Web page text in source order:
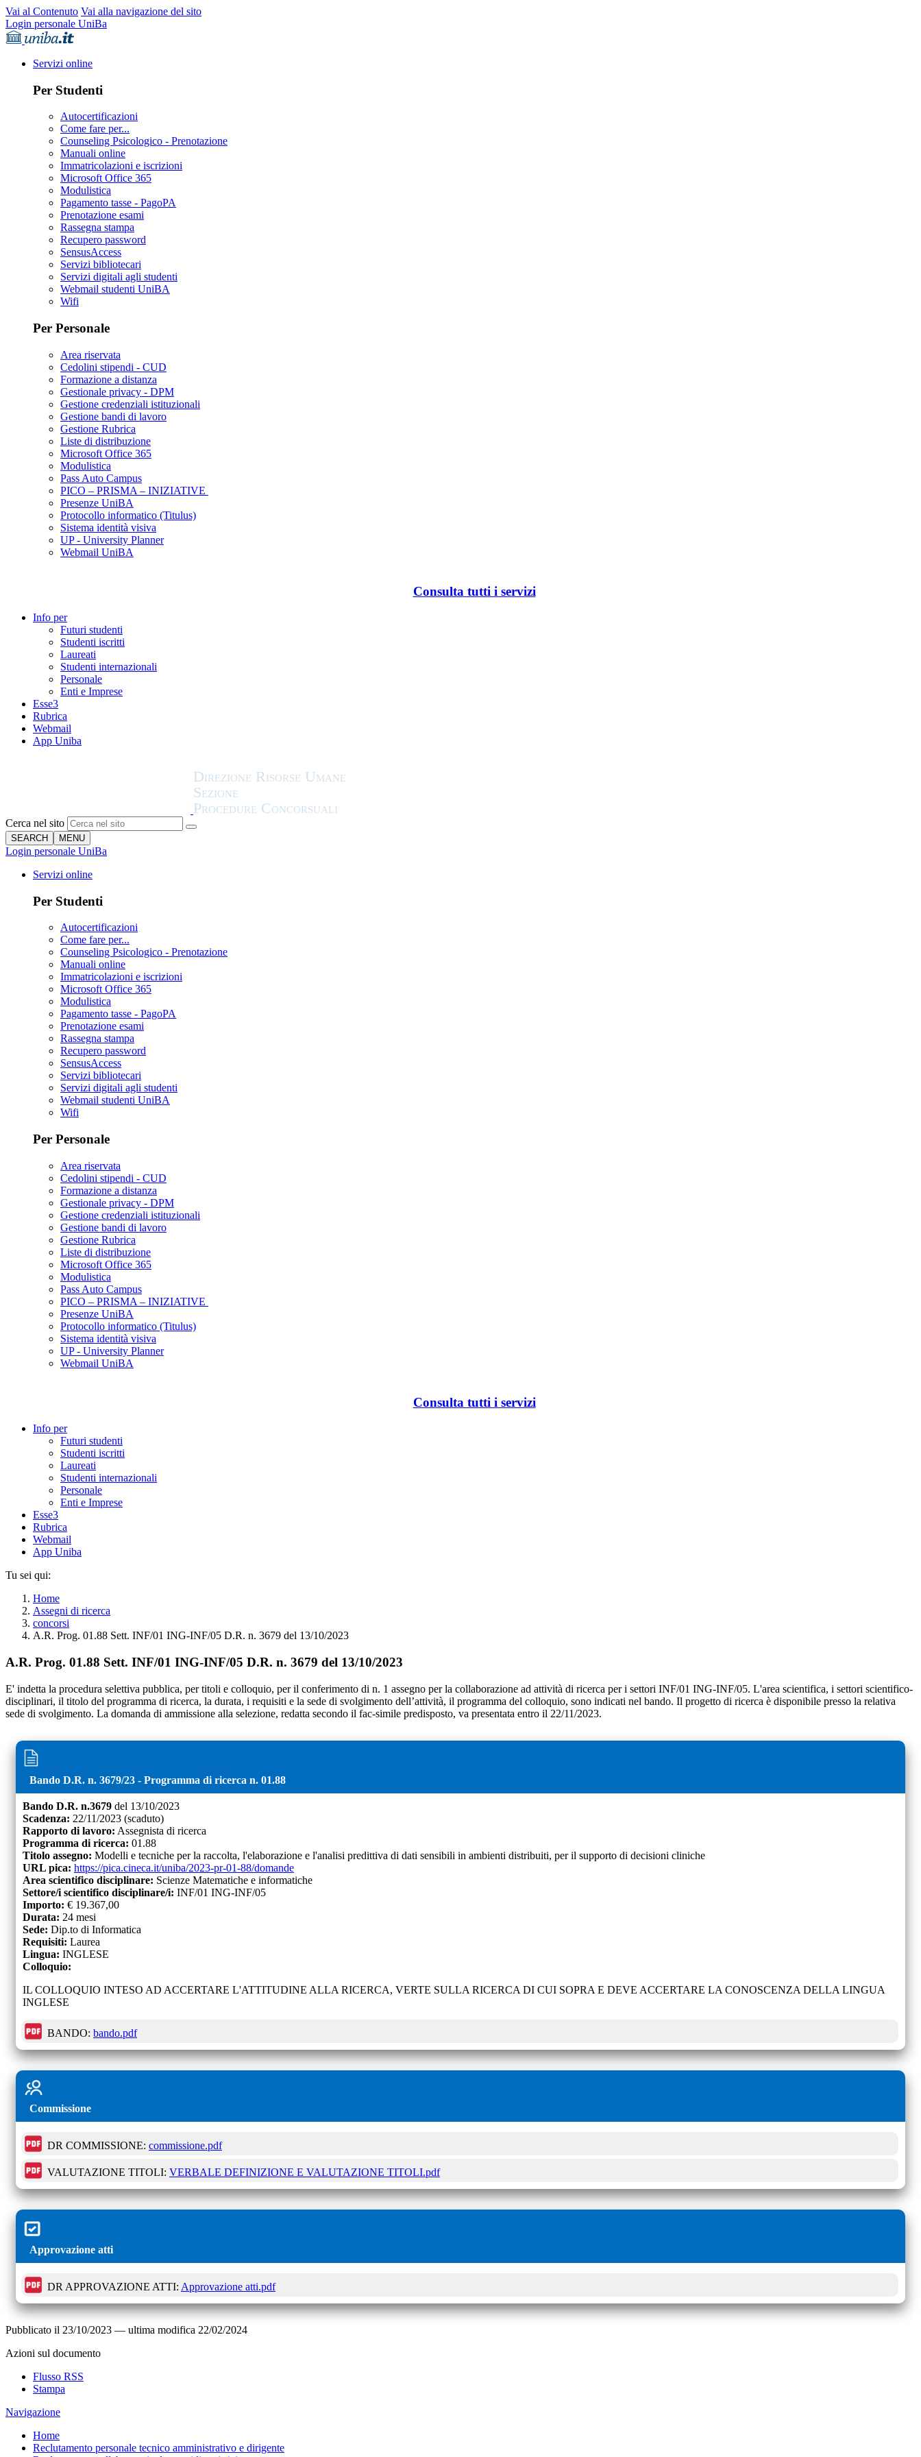
Vai al Contenuto Vai alla navigazione del sito
Login personale UniBa
Servizi online
Per Studenti
Autocertificazioni
Come fare per...
Counseling Psicologico - Prenotazione
Manuali online
Immatricolazioni e iscrizioni
Microsoft Office 365
Modulistica
Pagamento tasse - PagoPA
Prenotazione esami
Rassegna stampa
Recupero password
SensusAccess
Servizi bibliotecari
Servizi digitali agli studenti
Webmail studenti UniBA
Wifi
Per Personale
Area riservata
Cedolini stipendi - CUD
Formazione a distanza
Gestionale privacy - DPM
Gestione credenziali istituzionali
Gestione bandi di lavoro
Gestione Rubrica
Liste di distribuzione
Microsoft Office 365
Modulistica
Pass Auto Campus
PICO – PRISMA – INIZIATIVE
Presenze UniBA
Protocollo informatico (Titulus)
Sistema identità visiva
UP - University Planner
Webmail UniBA
Consulta tutti i servizi
Info per
Futuri studenti
Studenti iscritti
Laureati
Studenti internazionali
Personale
Enti e Imprese
Esse3
Rubrica
Webmail
App Uniba
Cerca nel sito
SEARCH MENU
Login personale UniBa
Servizi online
Per Studenti
Autocertificazioni
Come fare per...
Counseling Psicologico - Prenotazione
Manuali online
Immatricolazioni e iscrizioni
Microsoft Office 365
Modulistica
Pagamento tasse - PagoPA
Prenotazione esami
Rassegna stampa
Recupero password
SensusAccess
Servizi bibliotecari
Servizi digitali agli studenti
Webmail studenti UniBA
Wifi
Per Personale
Area riservata
Cedolini stipendi - CUD
Formazione a distanza
Gestionale privacy - DPM
Gestione credenziali istituzionali
Gestione bandi di lavoro
Gestione Rubrica
Liste di distribuzione
Microsoft Office 365
Modulistica
Pass Auto Campus
PICO – PRISMA – INIZIATIVE
Presenze UniBA
Protocollo informatico (Titulus)
Sistema identità visiva
UP - University Planner
Webmail UniBA
Consulta tutti i servizi
Info per
Futuri studenti
Studenti iscritti
Laureati
Studenti internazionali
Personale
Enti e Imprese
Esse3
Rubrica
Webmail
App Uniba
Tu sei qui:
Home
Assegni di ricerca
concorsi
A.R. Prog. 01.88 Sett. INF/01 ING-INF/05 D.R. n. 3679 del 13/10/2023
A.R. Prog. 01.88 Sett. INF/01 ING-INF/05 D.R. n. 3679 del 13/10/2023
E' indetta la procedura selettiva pubblica, per titoli e colloquio, per il conferimento di n. 1 assegno per la collaborazione ad attività di ricerca per i settori INF/01 ING-INF/05. L'area scientifica, i settori scientifico-
disciplinari, il titolo del programma di ricerca, la durata, i requisiti e la sede di svolgimento dell’attività, il programma del colloquio, sono indicati nel bando. Il progetto di ricerca è disponibile presso la relativa
sede di svolgimento. La domanda di ammissione alla selezione, redatta secondo il fac-simile predisposto, va presentata entro il 22/11/2023.
Bando D.R. n. 3679/23 - Programma di ricerca n. 01.88
Bando D.R. n.3679 del 13/10/2023
Scadenza: 22/11/2023 (scaduto)
Rapporto di lavoro: Assegnista di ricerca
Programma di ricerca: 01.88
Titolo assegno: Modelli e tecniche per la raccolta, l'elaborazione e l'analisi predittiva di dati sensibili in ambienti distribuiti, per il supporto di decisioni cliniche
URL pica: https://pica.cineca.it/uniba/2023-pr-01-88/domande
Area scientifico disciplinare: Scienze Matematiche e informatiche
Settore/i scientifico disciplinare/i: INF/01 ING-INF/05
Importo: € 19.367,00
Durata: 24 mesi
Sede: Dip.to di Informatica
Requisiti: Laurea
Lingua: INGLESE
Colloquio:
IL COLLOQUIO INTESO AD ACCERTARE L'ATTITUDINE ALLA RICERCA, VERTE SULLA RICERCA DI CUI SOPRA E DEVE ACCERTARE LA CONOSCENZA DELLA LINGUA
INGLESE
BANDO: bando.pdf
Commissione
DR COMMISSIONE: commissione.pdf
VALUTAZIONE TITOLI: VERBALE DEFINIZIONE E VALUTAZIONE TITOLI.pdf
Approvazione atti
DR APPROVAZIONE ATTI: Approvazione atti.pdf
Pubblicato il 23/10/2023 — ultima modifica 22/02/2024
Azioni sul documento
Flusso RSS
Stampa
Navigazione
Home
Reclutamento personale tecnico amministrativo e dirigente